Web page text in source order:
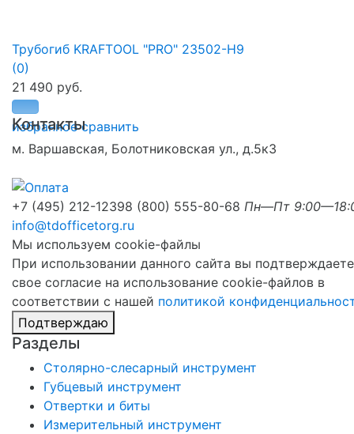
избранное сравнить
Трубогиб KRAFTOOL "PRO" 23502-H9
(0)
21 490 руб.
Контакты
м. Варшавская, Болотниковская ул., д.5к3
+7 (495) 212-12398 (800) 555-80-68 Пн—Пт
info@tdofficetorg.ru
Мы используем cookie-файлы
При использовании данного сайта вы подтверждаете
свое согласие на использование cookie-файлов в
соответствии с нашей политикой
Подтверждаю
Разделы
Столярно-слесарный инструмент
Губцевый инструмент
Отвертки и биты
Измерительный инструмент